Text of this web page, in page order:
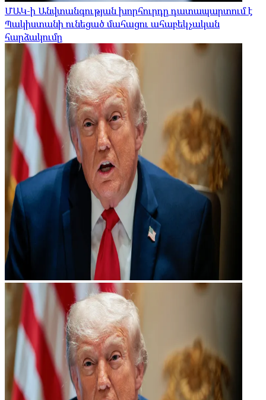
ՄԱԿ-ի Անվտանգության խորհուրդը դատապարտում է
Պակիստանի ունեցած մահացու ահաբեկչական
հարձակումը